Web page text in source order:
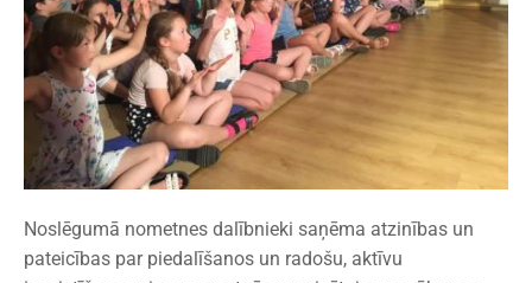
Noslēgumā nometnes dalībnieki saņēma atzinības un
pateicības par piedalīšanos un radošu, aktīvu